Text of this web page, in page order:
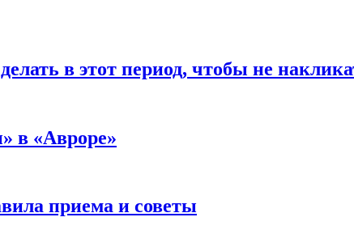
в этот период, чтобы не
в «Авроре»
приема и советы